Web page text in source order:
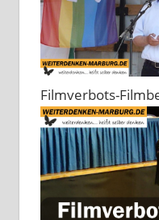
Filmverbots-